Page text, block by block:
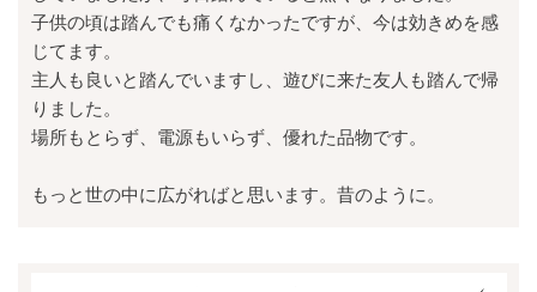
子供の頃は踏んでも痛くなかったですが、今は効きめを感
じてます。
主人も良いと踏んでいますし、遊びに来た友人も踏んで帰
りました。
場所もとらず、電源もいらず、優れた品物です。
もっと世の中に広がればと思います。昔のように。